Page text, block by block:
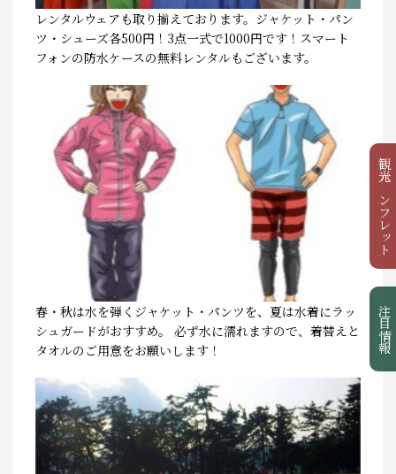
観光パンフレット
注目情報
レンタルウェアも取り揃えております。ジャケット・パン
ツ・シューズ各500円！3点一式で1000円です！スマート
フォンの防水ケースの無料レンタルもございます。
春・秋は水を弾くジャケット・パンツを、夏は水着にラッ
シュガードがおすすめ。 必ず水に濡れますので、着替えと
タオルのご用意をお願いします！